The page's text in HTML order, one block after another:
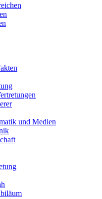
und Medien